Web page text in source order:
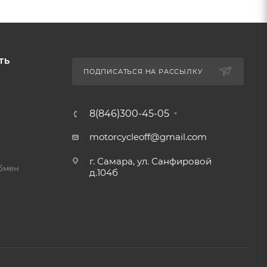
ПОДПИСАТЬСЯ НА РАССЫЛКУ
8(846)300-45-05
motorcycleoff@gmail.com
г. Самара, ул. Санфировой
д.104б